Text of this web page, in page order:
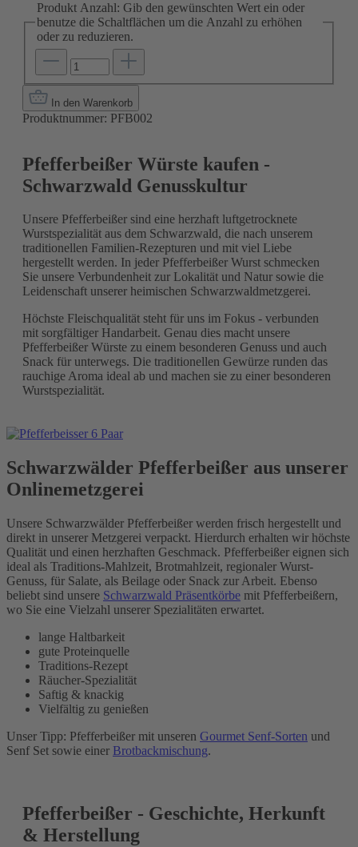
Produkt Anzahl: Gib den gewünschten Wert ein oder
benutze die Schaltflächen um die Anzahl zu erhöhen
oder zu reduzieren.
In den Warenkorb
Produktnummer: PFB002
Pfefferbeißer Würste kaufen -
Schwarzwald Genusskultur
Unsere Pfefferbeißer sind eine herzhaft luftgetrocknete
Wurstspezialität aus dem Schwarzwald, die nach unserem
traditionellen Familien-Rezepturen und mit viel Liebe
hergestellt werden. In jeder Pfefferbeißer Wurst schmecken
Sie unsere Verbundenheit zur Lokalität und Natur sowie die
Leidenschaft unserer heimischen Schwarzwaldmetzgerei.
Höchste Fleischqualität steht für uns im Fokus - verbunden
mit sorgfältiger Handarbeit. Genau dies macht unsere
Pfefferbeißer Würste zu einem besonderen Genuss und auch
Snack für unterwegs. Die traditionellen Gewürze runden das
rauchige Aroma ideal ab und machen sie zu einer besonderen
Wurstspezialität.
Schwarzwälder Pfefferbeißer aus unserer
Onlinemetzgerei
Unsere Schwarzwälder Pfefferbeißer werden frisch hergestellt und
direkt in unserer Metzgerei verpackt. Hierdurch erhalten wir höchste
Qualität und einen herzhaften Geschmack. Pfefferbeißer eignen sich
ideal als Traditions-Mahlzeit, Brotmahlzeit, regionaler Wurst-
Genuss, für Salate, als Beilage oder Snack zur Arbeit. Ebenso
beliebt sind unsere Schwarzwald Präsentkörbe mit Pfefferbeißern,
wo Sie eine Vielzahl unserer Spezialitäten erwartet.
lange Haltbarkeit
gute Proteinquelle
Traditions-Rezept
Räucher-Spezialität
Saftig & knackig
Vielfältig zu genießen
Unser Tipp: Pfefferbeißer mit unseren Gourmet Senf-Sorten und
Senf Set sowie einer Brotbackmischung.
Pfefferbeißer - Geschichte, Herkunft
& Herstellung